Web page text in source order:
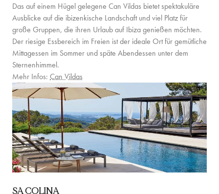
Das auf einem Hügel gelegene Can Vildas bietet spektakuläre
Ausblicke auf die ibizenkische Landschaft und viel Platz für
große Gruppen, die ihren Urlaub auf Ibiza genießen möchten.
Der riesige Essbereich im Freien ist der ideale Ort für gemütliche
Mittagessen im Sommer und späte Abendessen unter dem
Sternenhimmel.
Mehr Infos: Can Vildas
SA COLINA